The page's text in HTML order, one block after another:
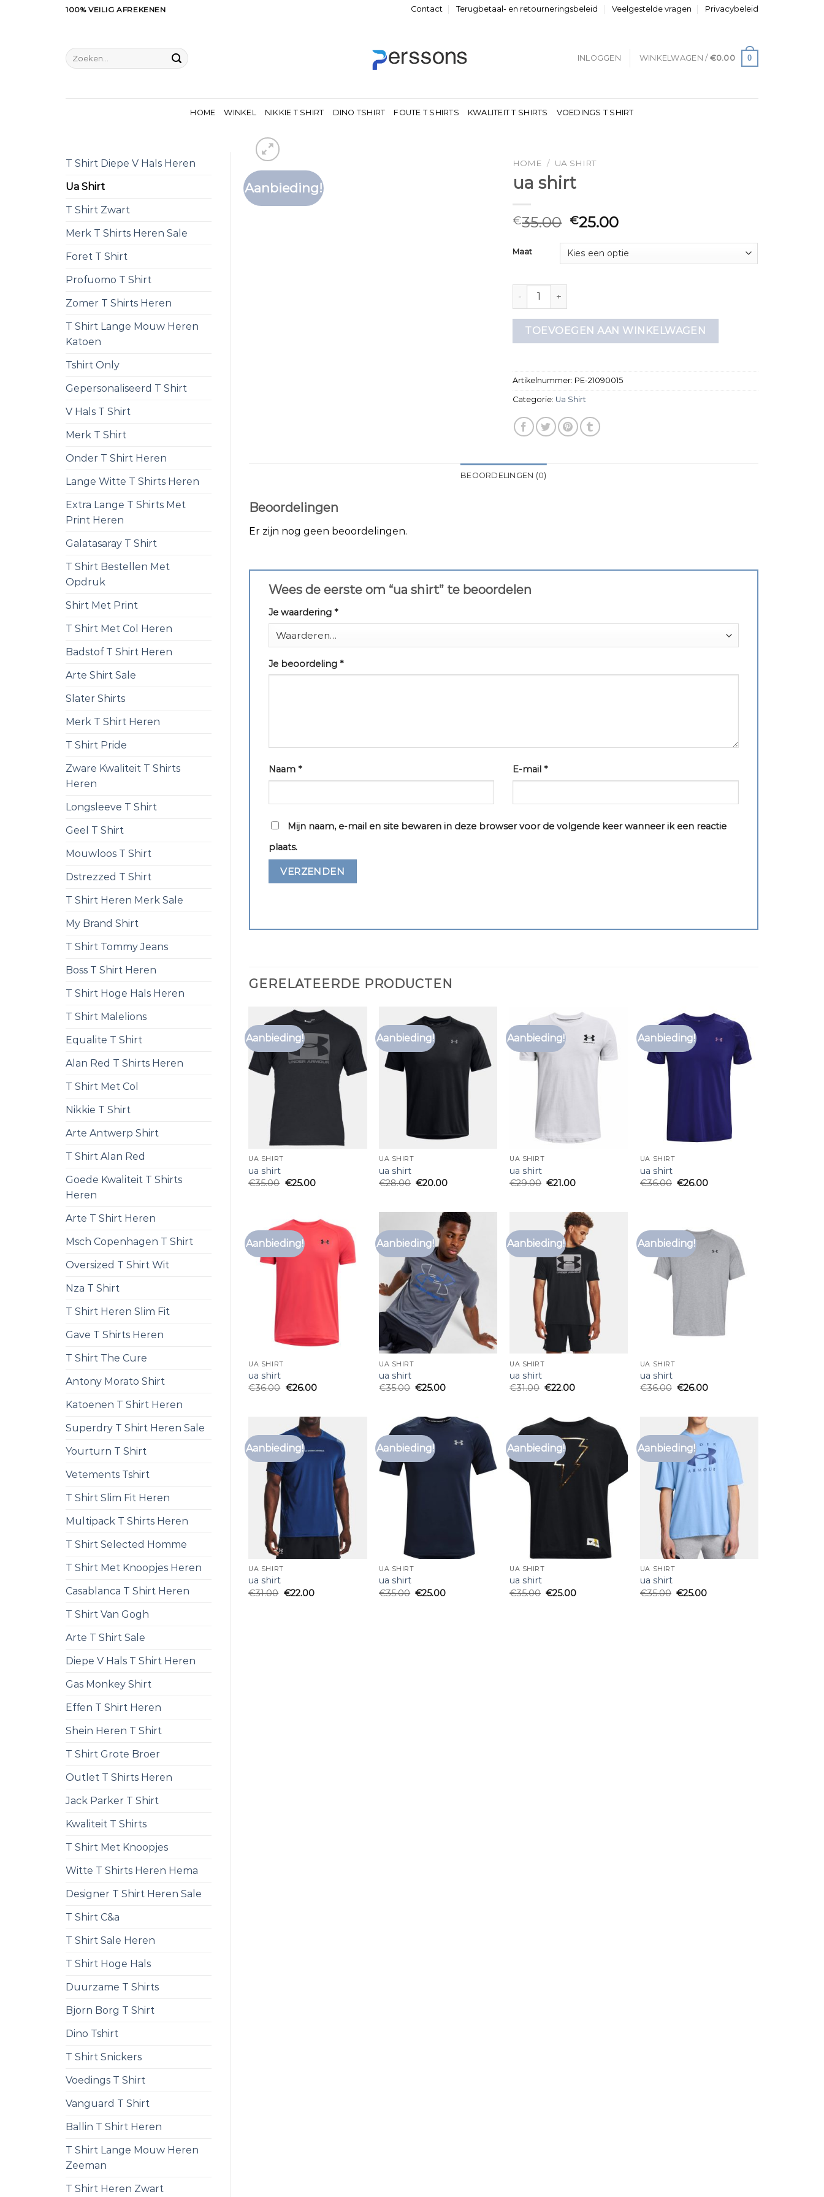
100% VEILIG AFREKENEN Contact Terugbetaal- en retourneringsbeleid Veelgestelde vragen Privacybeleid
Zoeken
naar:
INLOGGEN WINKELWAGEN / €0.00 0
HOME WINKEL NIKKIE T SHIRT DINO TSHIRT FOUTE T SHIRTS KWALITEIT T SHIRTS VOEDINGS T SHIRT
T Shirt Diepe V Hals Heren
Ua Shirt
T Shirt Zwart
Merk T Shirts Heren Sale
Foret T Shirt
Profuomo T Shirt
Zomer T Shirts Heren
T Shirt Lange Mouw Heren
Katoen
Tshirt Only
Gepersonaliseerd T Shirt
V Hals T Shirt
Merk T Shirt
Onder T Shirt Heren
Lange Witte T Shirts Heren
Extra Lange T Shirts Met
Print Heren
Galatasaray T Shirt
T Shirt Bestellen Met
Opdruk
Shirt Met Print
T Shirt Met Col Heren
Badstof T Shirt Heren
Arte Shirt Sale
Slater Shirts
Merk T Shirt Heren
T Shirt Pride
Zware Kwaliteit T Shirts
Heren
Longsleeve T Shirt
Geel T Shirt
Mouwloos T Shirt
Dstrezzed T Shirt
T Shirt Heren Merk Sale
My Brand Shirt
T Shirt Tommy Jeans
Boss T Shirt Heren
T Shirt Hoge Hals Heren
T Shirt Malelions
Equalite T Shirt
Alan Red T Shirts Heren
T Shirt Met Col
Nikkie T Shirt
Arte Antwerp Shirt
T Shirt Alan Red
Goede Kwaliteit T Shirts
Heren
Arte T Shirt Heren
Msch Copenhagen T Shirt
Oversized T Shirt Wit
Nza T Shirt
T Shirt Heren Slim Fit
Gave T Shirts Heren
T Shirt The Cure
Antony Morato Shirt
Katoenen T Shirt Heren
Superdry T Shirt Heren Sale
Yourturn T Shirt
Vetements Tshirt
T Shirt Slim Fit Heren
Multipack T Shirts Heren
T Shirt Selected Homme
T Shirt Met Knoopjes Heren
Casablanca T Shirt Heren
T Shirt Van Gogh
Arte T Shirt Sale
Diepe V Hals T Shirt Heren
Gas Monkey Shirt
Effen T Shirt Heren
Shein Heren T Shirt
T Shirt Grote Broer
Outlet T Shirts Heren
Jack Parker T Shirt
Kwaliteit T Shirts
T Shirt Met Knoopjes
Witte T Shirts Heren Hema
Designer T Shirt Heren Sale
T Shirt C&a
T Shirt Sale Heren
T Shirt Hoge Hals
Duurzame T Shirts
Bjorn Borg T Shirt
Dino Tshirt
T Shirt Snickers
Voedings T Shirt
Vanguard T Shirt
Ballin T Shirt Heren
T Shirt Lange Mouw Heren
Zeeman
T Shirt Heren Zwart
Aanbieding!
HOME / UA SHIRT
ua shirt
€35.00 €25.00
Maat
ua shirt aantal
TOEVOEGEN AAN WINKELWAGEN
Artikelnummer: PE-21090015
Categorie: Ua Shirt
BEOORDELINGEN (0)
Beoordelingen
Er zijn nog geen beoordelingen.
Wees de eerste om “ua shirt” te beoordelen
Je waardering *
Je beoordeling *
Naam * E-mail*
Mijn naam, e-mail en site bewaren in deze browser voor de volgende keer wanneer ik een reactie
plaats.
GERELATEERDE PRODUCTEN
Aanbieding!
Toevoegen
verlanglijst
UA SHIRT
ua shirt
€35.00 €25.00
Aanbieding!
Toevoegen
verlanglijst
UA SHIRT
ua shirt
€28.00 €20.00
Aanbieding!
Toevoegen
aan
verlanglijst
UA SHIRT
ua shirt
€29.00 €21.00
Aanbieding!
Toevoegen
aan
verlanglijst
UA SHIRT
ua shirt
€36.00 €26.00
Aanbieding!
Toevoegen
aan
verlanglijst
UA SHIRT
ua shirt
€36.00 €26.00
Aanbieding!
Toevoegen
verlanglijst
UA SHIRT
ua shirt
€35.00 €25.00
Aanbieding!
Toevoegen
aan
verlanglijst
UA SHIRT
ua shirt
€31.00 €22.00
Aanbieding!
Toevoegen
aan
verlanglijst
UA SHIRT
ua shirt
€36.00 €26.00
Aanbieding!
Toevoegen
aan
verlanglijst
UA SHIRT
ua shirt
€31.00 €22.00
Aanbieding!
aan
verlanglijst
UA SHIRT
ua shirt
€35.00 €25.00
Aanbieding!
Toevoegen
UA SHIRT
ua shirt
€35.00 €25.00
Aanbieding!
Toevoegen
verlanglijst
UA SHIRT
ua shirt
€35.00 €25.00